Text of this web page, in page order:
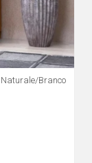
Branco